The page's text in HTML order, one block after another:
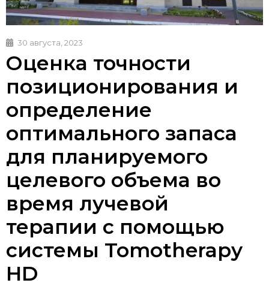
30 августа, 2023
Оценка точности
позиционирования и
определение
оптимального запаса
для планируемого
целевого объема во
время лучевой
терапии с помощью
системы Tomotherapy
HD